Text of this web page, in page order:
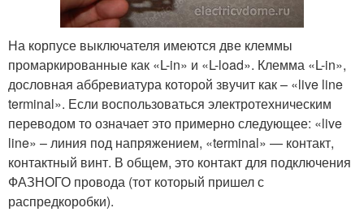
На корпусе выключателя имеются две клеммы
промаркированные как «L-in» и «L-load». Клемма «L-in»,
дословная аббревиатура которой звучит как – «live line
terminal». Если воспользоваться электротехническим
переводом то означает это примерно следующее: «live
line» – линия под напряжением, «terminal» — контакт,
контактный винт. В общем, это контакт для подключения
ФАЗНОГО провода (тот который пришел с
распредкоробки).